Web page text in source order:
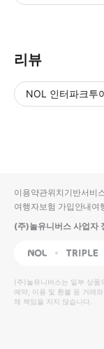
리뷰
NOL 인터파크투
입니
다.
높
은
순
동
영
상
순
상
이용약관위치기반서비
여행자보험 가입안내여
(주)놀유니버스 사업자
NOL Triple
(주)놀유니버스는 일부 상품
예약, 이용 및 환불 등 거래
체 책임을 지지 않습니다.